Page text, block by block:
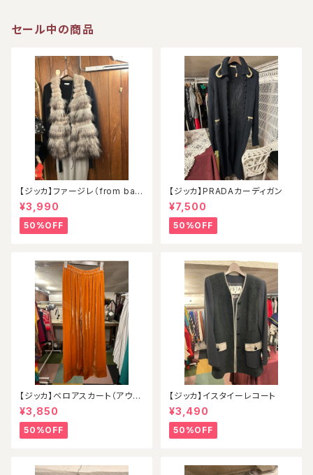
セール中の商品
【ジッカ】ファージレ（from ball
oon）
¥3,990
50%OFF
【ジッカ】PRADAカーディガン
¥7,500
50%OFF
【ジッカ】ベロアスカート（アウト
レット）
¥3,850
50%OFF
【ジッカ】イスタイーレコート
¥3,490
50%OFF